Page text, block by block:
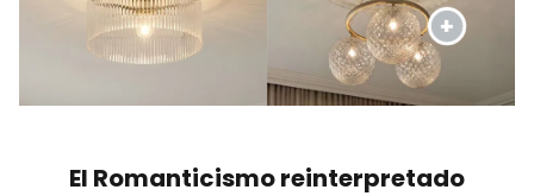
El Romanticismo reinterpretado